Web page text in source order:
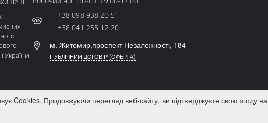
України.
+38 098 938 20 51
+38 041 255 12 20
м. Житомир,проспект Незалежності, 184
ПУБЛІЧНИЙ ДОГОВІР (ОФЕРТА)
Cookies. Продовжуючи перегляд веб-сайту, ви підтверджуєте свою згоду на